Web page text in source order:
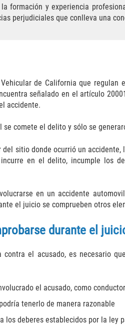
formación y experiencia
perjudiciales que conlleva una
de California que
señalado en el artículo
accidente.
comete el delito y sólo se
sitio donde ocurrió un
en el delito, incumple los
en un accidente
el juicio se comprueben otros
durante el
el acusado, es necesario
el acusado, como
tenerlo de manera razonable
los deberes establecidos por la ley